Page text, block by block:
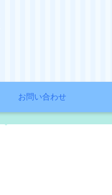
お問い合わせ